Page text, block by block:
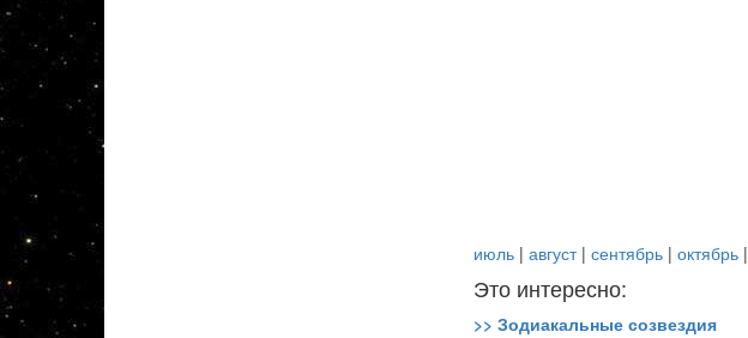
июль| август| сентябрь| октябрь|
Это интересно:
>> Зодиакальные созвездия